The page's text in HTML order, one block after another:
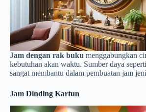
Jam dengan rak buku menggabungkan
kebutuhan akan waktu. Sumber daya seperti
sangat membantu dalam pembuatan jam
Jam Dinding Kartun